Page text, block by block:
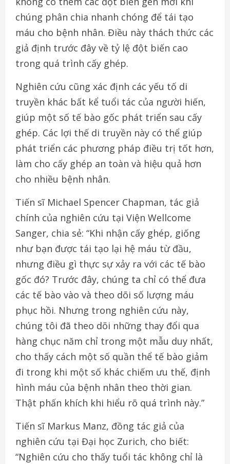
chúng phân chia nhanh chóng để tái tạo
máu cho bệnh nhân. Điều này thách thức các
giả định trước đây về tỷ lệ đột biến cao
trong quá trình cấy ghép.
Nghiên cứu cũng xác định các yếu tố di
truyền khác bất kể tuổi tác của người hiến,
giúp một số tế bào gốc phát triển sau cấy
ghép. Các lợi thế di truyền này có thể giúp
phát triển các phương pháp điều trị tốt hơn,
làm cho cấy ghép an toàn và hiệu quả hơn
cho nhiều bệnh nhân.
Tiến sĩ Michael Spencer Chapman, tác giả
chính của nghiên cứu tại Viện Wellcome
Sanger, chia sẻ: “Khi nhận cấy ghép, giống
như bạn được tái tạo lại hệ máu từ đầu,
nhưng điều gì thực sự xảy ra với các tế bào
gốc đó? Trước đây, chúng ta chỉ có thể đưa
các tế bào vào và theo dõi số lượng máu
phục hồi. Nhưng trong nghiên cứu này,
chúng tôi đã theo dõi những thay đổi qua
hàng chục năm chỉ trong một mẫu duy nhất,
cho thấy cách một số quần thể tế bào giảm
đi trong khi một số khác chiếm ưu thế, định
hình máu của bệnh nhân theo thời gian.
Thật phấn khích khi hiểu rõ quá trình này.”
Tiến sĩ Markus Manz, đồng tác giả của
nghiên cứu tại Đại học Zurich, cho biết:
“Nghiên cứu cho thấy tuổi tác không chỉ là